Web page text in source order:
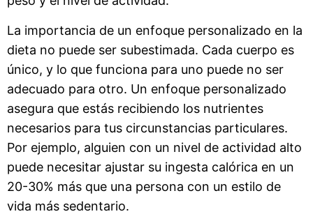
La importancia de un enfoque personalizado en la
dieta no puede ser subestimada. Cada cuerpo es
único, y lo que funciona para uno puede no ser
adecuado para otro. Un enfoque personalizado
asegura que estás recibiendo los nutrientes
necesarios para tus circunstancias particulares.
Por ejemplo, alguien con un nivel de actividad alto
puede necesitar ajustar su ingesta calórica en un
20-30% más que una persona con un estilo de
vida más sedentario.